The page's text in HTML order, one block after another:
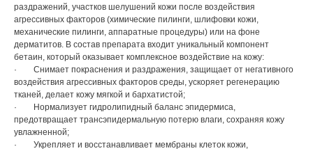
раздражений, участков шелушений кожи после воздействия
агрессивных факторов (химические пилинги, шлифовки кожи,
механические пилинги, аппаратные процедуры) или на фоне
дерматитов. В состав препарата входит уникальный компонент
бетаин, который оказывает комплексное воздействие на кожу:
· Снимает покраснения и раздражения, защищает от негативного
воздействия агрессивных факторов среды, ускоряет регенерацию
тканей, делает кожу мягкой и бархатистой;
· Нормализует гидролипидный баланс эпидермиса,
предотвращает трансэпидермальную потерю влаги, сохраняя кожу
увлажненной;
· Укрепляет и восстанавливает мембраны клеток кожи,